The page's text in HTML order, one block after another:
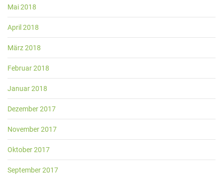
Mai 2018
April 2018
März 2018
Februar 2018
Januar 2018
Dezember 2017
November 2017
Oktober 2017
September 2017